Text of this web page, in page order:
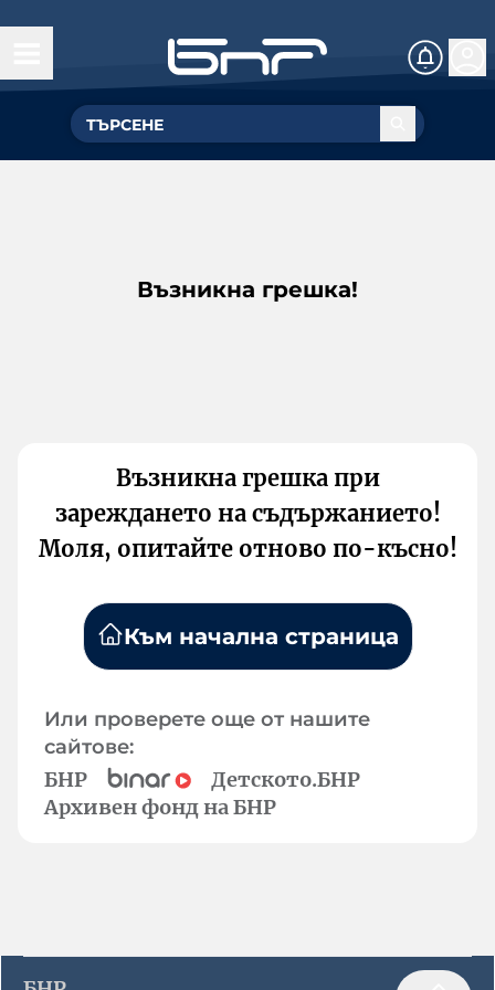
Възникна грешка!
Възникна грешка при
зареждането на съдържанието!
Моля, опитайте отново по-късно!
Към начална страница
Или проверете още от нашите
сайтове:
БНР
Детското.БНР
Архивен фонд на БНР